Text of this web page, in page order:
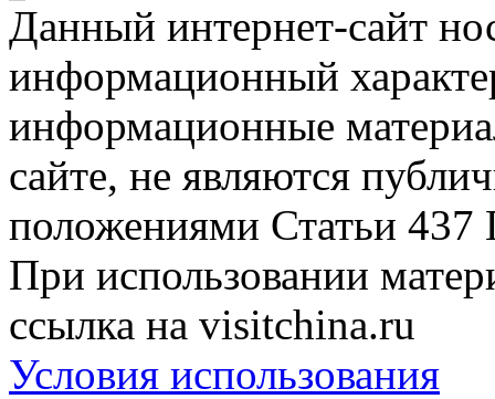
Данный интернет-сайт
информационный
информационные
сайте, не являются
положениями Статьи 437
При использовании
ссылка на visitchina.ru
Условия использования